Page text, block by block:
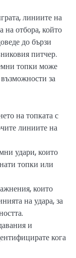
линиите на
на отбора, който
до бързи
питчер.
топки може
за
на топката с
линиите на
удари, които
топки или
които
на удара, за
и
кога